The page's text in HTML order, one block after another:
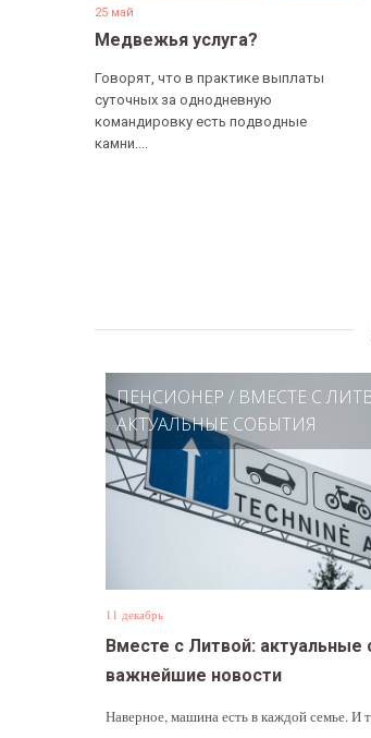
25 май
Медвежья услуга?
Говорят, что в практике выплаты
суточных за однодневную
командировку есть подводные
камни....
ПЕНСИОНЕР / ВМЕСТЕ С
АКТУАЛЬНЫЕ СОБЫТИЯ
11 декабрь
Вместе с Литвой: актуальные
важнейшие новости
Наверное, машина есть в каждой семье. И